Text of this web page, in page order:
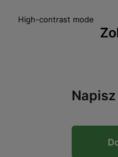
High-contrast mode